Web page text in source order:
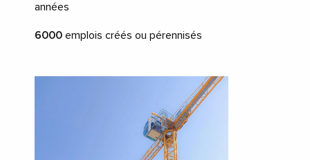
années
6000 emplois créés ou pérennisés